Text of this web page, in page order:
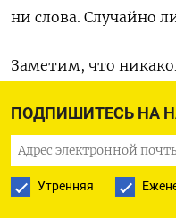
ПОДПИШИТЕСЬ НА
Утренняя
ни слова. Случайно
Заметим, что
не получила. За
12,4% голосов.
как некоторые еще
Жириновского. Тогда